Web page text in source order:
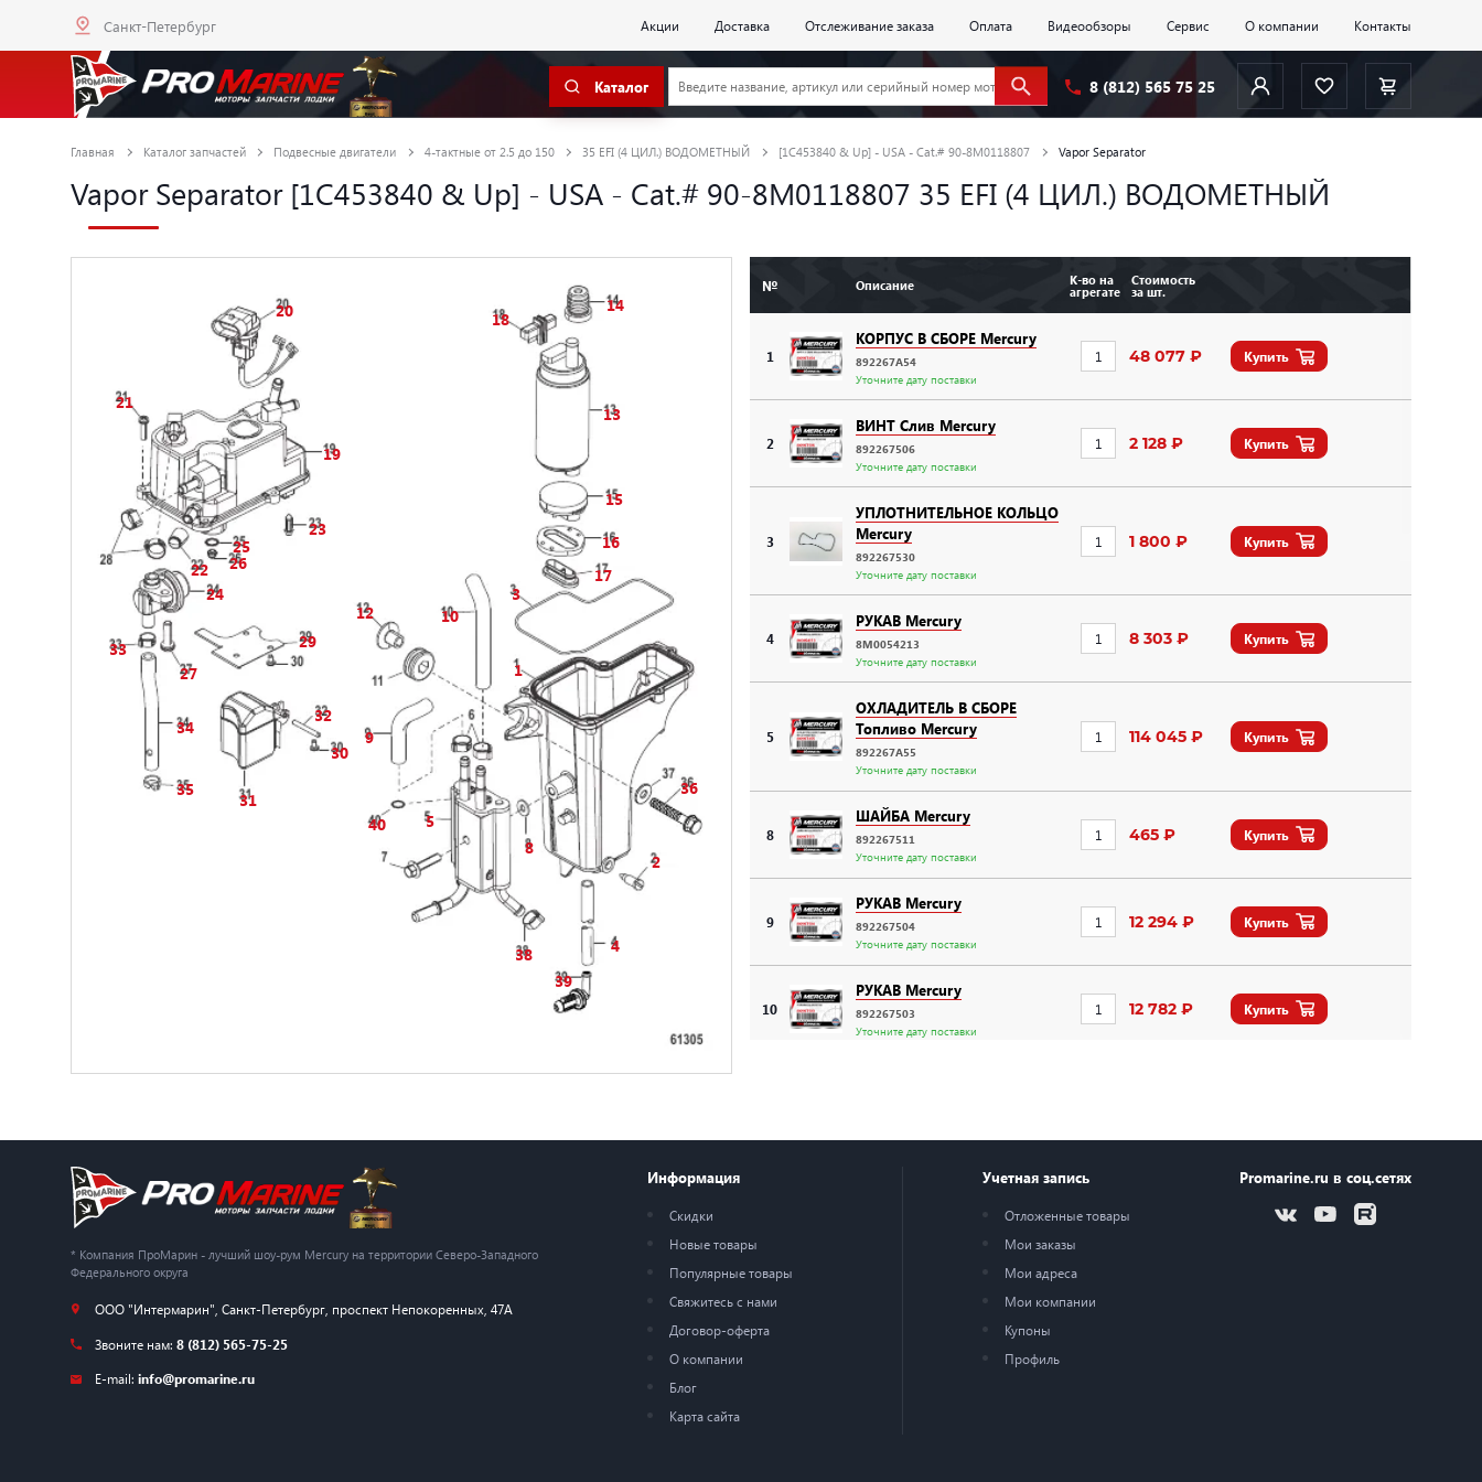
Санкт-Петербург Акции Доставка Отслеживание заказа Оплата Видеообзоры Сервис О компании Контакты
Каталог 8 (812) 565 75 25
Главная Каталог запчастей Подвесные двигатели 4-тактные от 2.5 до 150 35 EFI (4 ЦИЛ.) ВОДОМЕТНЫЙ [1C453840 & Up] - USA - Cat.# 90-8M0118807 Vapor Separator
Vapor Separator [1C453840 & Up] - USA - Cat.# 90-8M0118807 35 EFI (4 ЦИЛ.) ВОДОМЕТНЫЙ
1
2
3
4
5
8
9
10
12
13
14
15
16
17
18
19
20
21
22
23
24
25
26
27
29
30
31
32
33
34
35 36
38
39
40
№ Описание К-во на
агрегате
Стоимость
за шт.
1
КОРПУС В СБОРЕ Mercury
892267A54
Уточните дату поставки
48 077 ₽ Купить
2
ВИНТ Слив Mercury
892267506
Уточните дату поставки
2 128 ₽ Купить
3
УПЛОТНИТЕЛЬНОЕ КОЛЬЦО
Mercury
892267530
Уточните дату поставки
1 800 ₽ Купить
4
РУКАВ Mercury
8M0054213
Уточните дату поставки
8 303 ₽ Купить
5
ОХЛАДИТЕЛЬ В СБОРЕ
Топливо Mercury
892267A55
Уточните дату поставки
114 045 ₽ Купить
8
ШАЙБА Mercury
892267511
Уточните дату поставки
465 ₽ Купить
9
РУКАВ Mercury
892267504
Уточните дату поставки
12 294 ₽ Купить
10
РУКАВ Mercury
892267503
Уточните дату поставки
12 782 ₽ Купить
РАЗЪЕДИНИТЕЛЬ Mercury
* Компания ПроМарин - лучший шоу-рум Mercury на территории Северо-Западного
Федерального округа
ООО "Интермарин" Санкт-Петербург, проспект Непокоренных, 47А
Звоните нам: 8 (812) 565-75-25
E-mail: info@promarine.ru
Информация
Скидки
Новые товары
Популярные товары
Свяжитесь с нами
Договор-оферта
О компании
Блог
Карта сайта
Учетная запись
Отложенные товары
Мои заказы
Мои адреса
Мои компании
Купоны
Профиль
Promarine.ru в соц.сетях